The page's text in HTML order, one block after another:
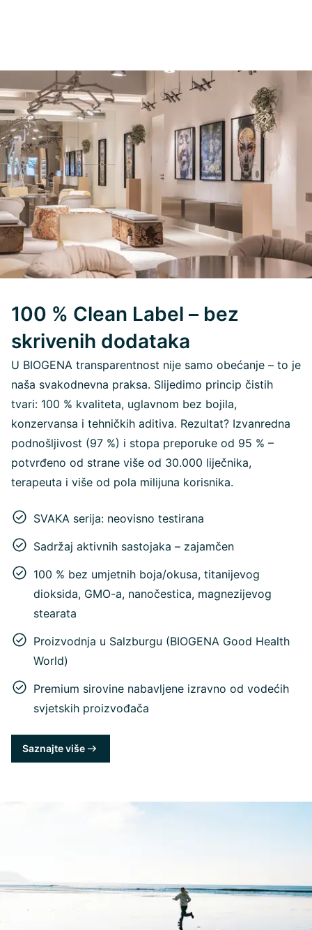
100 % Clean Label – bez
skrivenih dodataka
U BIOGENA transparentnost nije samo obećanje – to je
naša svakodnevna praksa. Slijedimo princip čistih
tvari: 100 % kvaliteta, uglavnom bez bojila,
konzervansa i tehničkih aditiva. Rezultat? Izvanredna
podnošljivost (97 %) i stopa preporuke od 95 % –
potvrđeno od strane više od 30.000 liječnika,
terapeuta i više od pola milijuna korisnika.
SVAKA serija: neovisno testirana
Sadržaj aktivnih sastojaka – zajamčen
100 % bez umjetnih boja/okusa, titanijevog
dioksida, GMO-a, nanočestica, magnezijevog
stearata
Proizvodnja u Salzburgu (BIOGENA Good Health
World)
Premium sirovine nabavljene izravno od vodećih
svjetskih proizvođača
Saznajte više